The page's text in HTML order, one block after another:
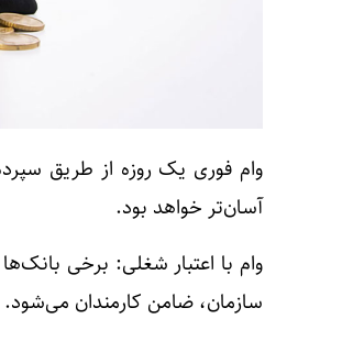
وام فوری یک روزه از طریق
آسان‌تر خواهد بود.
وام با اعتبار شغلی: برخی
سازمان، ضامن کارمندان می‌شود.